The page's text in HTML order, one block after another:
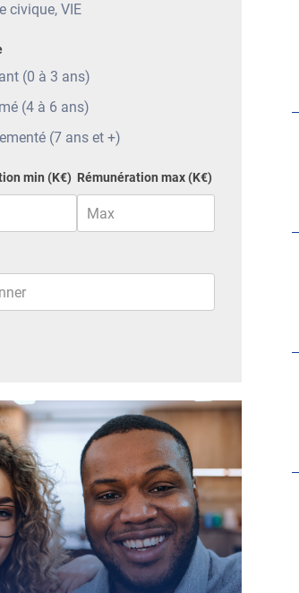
civique, VIE
(0 à 3 ans)
(4 à 6 ans)
(7 ans et +)
min (K€) Rémunération max (K€)